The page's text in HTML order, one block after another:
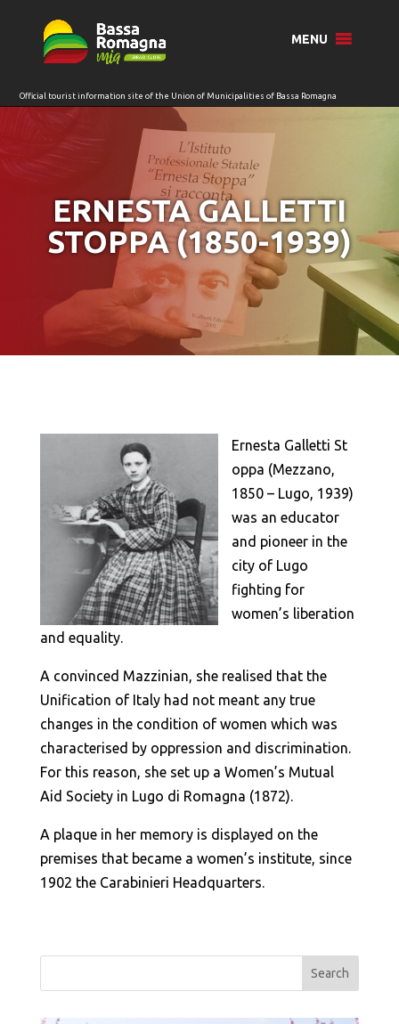
MENU
ERNESTA GALLETTI
STOPPA (1850-1939)
Ernesta Galletti St
oppa (Mezzano,
1850 – Lugo, 1939)
was an educator
and pioneer in the
city of Lugo
fighting for
women’s liberation
and equality.
A convinced Mazzinian, she realised that the
Unification of Italy had not meant any true
changes in the condition of women which was
characterised by oppression and discrimination.
For this reason, she set up a Women’s Mutual
Aid Society in Lugo di Romagna (1872).
A plaque in her memory is displayed on the
premises that became a women’s institute, since
1902 the Carabinieri Headquarters.